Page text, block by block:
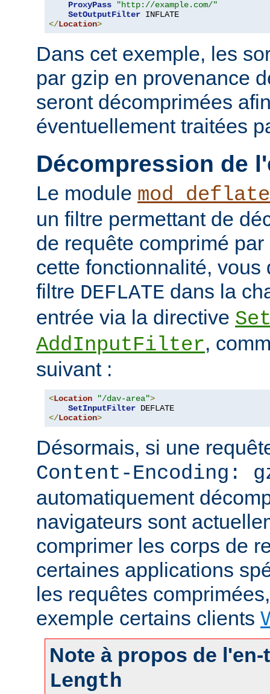
ProxyPass
"http://example.com/"
SetOutputFilter
</Location>
Dans cet exemple, les
par gzip en provenance
seront décomprimées
éventuellement traitées
Décompression de
Le module mod_deflate
un filtre permettant de
de requête comprimé
cette fonctionnalité, vous
filtre DEFLATE dans la
entrée via la directive
AddInputFilter,
suivant :
<Location "/dav-area">
SetInputFilter
</Location>
Désormais, si une
Content-Encoding:
automatiquement
navigateurs sont
comprimer les corps de
certaines applications
les requêtes
exemple certains clients
Note à propos de
Length